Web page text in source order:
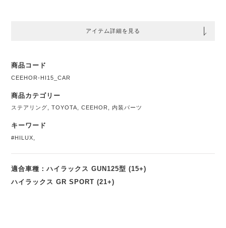
アイテム詳細を見る
商品コード
CEEHOR-HI15_CAR
商品カテゴリー
ステアリング ,TOYOTA ,CEEHOR 内装パーツ
キーワード
#HILUX
適合車種：ハイラックス GUN125型 (15+)
ハイラックス GR SPORT (21+)